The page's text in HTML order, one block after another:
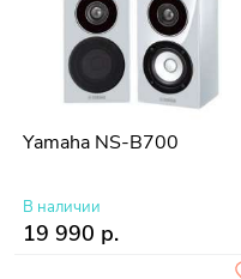
Yamaha NS-B700
В наличии
19 990 р.